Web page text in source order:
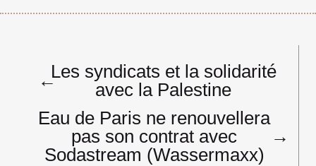
de
←Les syndicats et la solidarité
avec la Palestine
Eau de Paris ne renouvellera
pas son contrat avec
Sodastream (Wassermaxx)
→